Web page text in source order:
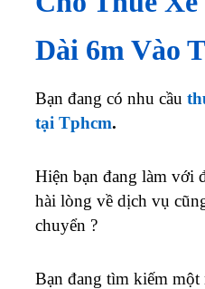
Dài 6m Vào
Bạn đang có nhu cầu
tại Tphcm.
Hiện bạn đang làm với
hài lòng về dịch vụ
chuyển ?
Bạn đang tìm kiếm một